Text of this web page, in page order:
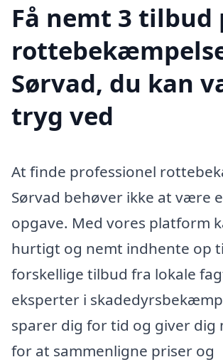
Få nemt 3 tilbud
Sørvad, du kan
tryg ved
At finde professionel
Sørvad behøver ikke at være
opgave. Med vores platform
hurtigt og nemt indhente op
forskellige tilbud fra lokale
eksperter i
sparer dig for tid og giver dig
for at sammenligne priser og